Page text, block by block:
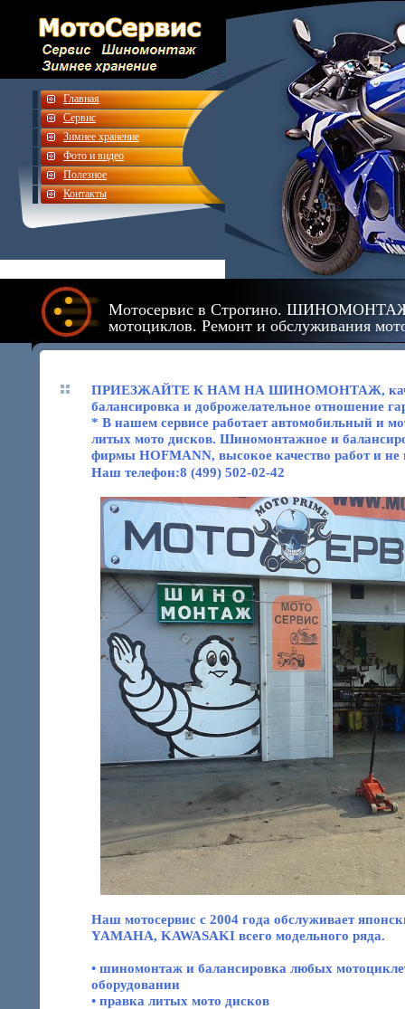
Главная
Сервис
Зимнее хранение
Фото и видео
Полезное
Контакты
Мотосервис в Строгино. ШИНОМОНТАЖ
мотоциклов. Ремонт и обслуживания
ПРИЕЗЖАЙТЕ К НАМ НА ШИНОМОНТАЖ,
балансировка и доброжелательное отношение
* В нашем сервисе работает автомобильный
литых мото дисков. Шиномонтажное и
фирмы HOFMANN, высокое качество работ и
Наш телефон:8 (499) 502-02-42
Наш мотосервис с 2004 года обслуживает
YAMAHA, KAWASAKI всего модельного ряда.
• шиномонтаж и балансировка любых
оборудовании
• правка литых мото дисков